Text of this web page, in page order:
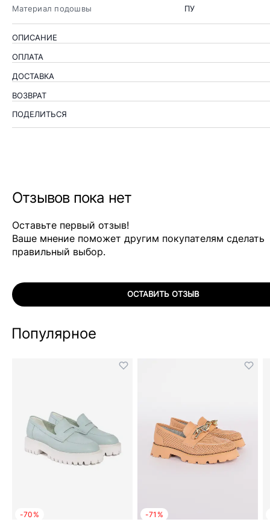
Материал подошвы
ПУ
ОПИСАНИЕ
ОПЛАТА
ДОСТАВКА
ВОЗВРАТ
ПОДЕЛИТЬСЯ
Отзывов пока нет
Оставьте первый отзыв!
Ваше мнение поможет другим покупателям сделать
правильный выбор.
ОСТАВИТЬ ОТЗЫВ
Популярное
-70% -71%